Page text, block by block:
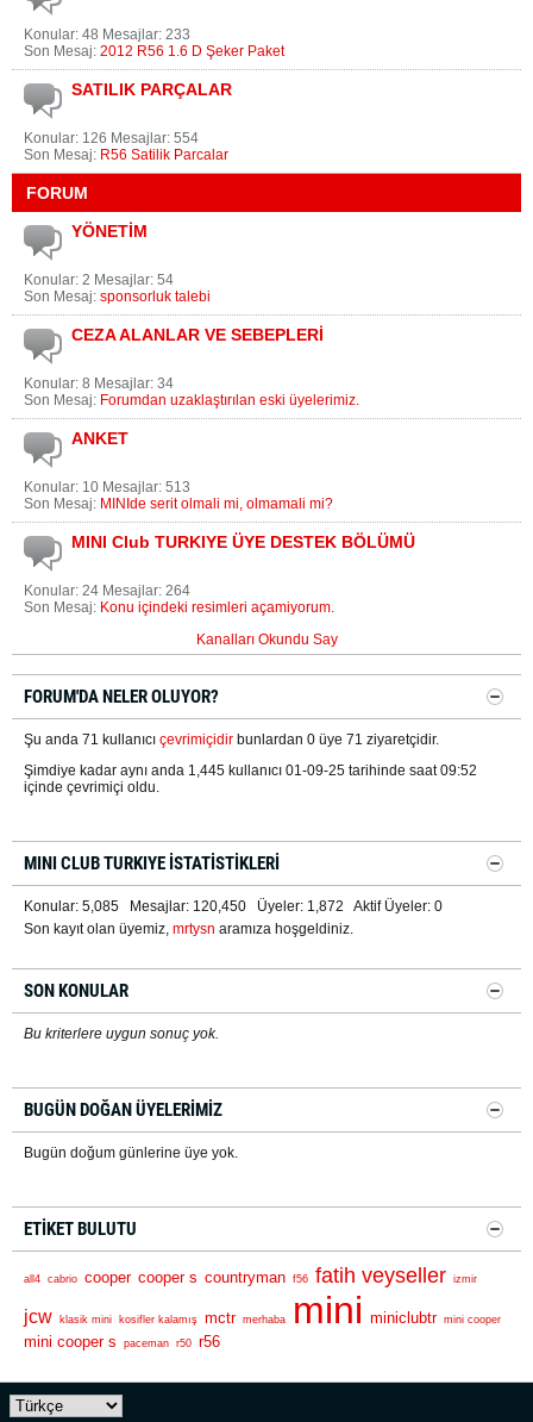
Konular: 48 Mesajlar: 233
Son Mesaj: 2012 R56 1.6 D Şeker Paket
SATILIK PARÇALAR
Konular: 126 Mesajlar: 554
Son Mesaj: R56 Satilik Parcalar
FORUM
YÖNETİM
Konular: 2 Mesajlar: 54
Son Mesaj: sponsorluk talebi
CEZA ALANLAR VE SEBEPLERİ
Konular: 8 Mesajlar: 34
Son Mesaj: Forumdan uzaklaştırılan eski üyelerimiz.
ANKET
Konular: 10 Mesajlar: 513
Son Mesaj: MINIde serit olmali mi, olmamali mi?
MINI Club TURKIYE ÜYE DESTEK BÖLÜMÜ
Konular: 24 Mesajlar: 264
Son Mesaj: Konu içindeki resimleri açamiyorum.
Kanalları Okundu Say
FORUM'DA NELER OLUYOR?
Şu anda 71 kullanıcı çevrimiçidir bunlardan 0 üye 71 ziyaretçidir.
Şimdiye kadar aynı anda 1,445 kullanıcı 01-09-25 tarihinde saat 09:52
içinde çevrimiçi oldu.
MINI CLUB TURKIYE İSTATISTIKLERI
Konular: 5,085 Mesajlar: 120,450 Üyeler: 1,872 Aktif Üyeler: 0
Son kayıt olan üyemiz, mrtysn aramıza hoşgeldiniz.
SON KONULAR
Bu kriterlere uygun sonuç yok.
BUGÜN DOĞAN ÜYELERIMIZ
Bugün doğum günlerine üye yok.
ETIKET BULUTU
all4 cabrio cooper cooper s countryman f56 fatih veyseller izmir
jcw klasik mini kosifler kalamış mctr merhaba mini miniclubtr mini cooper
mini cooper s paceman r50 r56